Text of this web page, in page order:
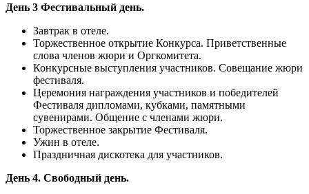
День 3 Фестивальный день.
Завтрак в отеле.
Торжественное открытие Конкурса. Приветственные
слова членов жюри и Оргкомитета.
Конкурсные выступления участников. Совещание жюри
фестиваля.
Церемония награждения участников и победителей
Фестиваля дипломами, кубками, памятными
сувенирами. Общение с членами жюри.
Торжественное закрытие Фестиваля.
Ужин в отеле.
Праздничная дискотека для участников.
День 4. Свободный день.